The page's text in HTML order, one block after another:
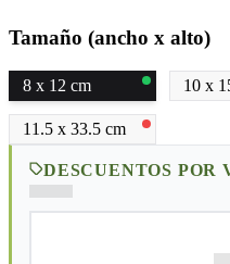
Tamaño (ancho x alto)
8 x 12 cm 10 x
11.5 x 33.5 cm
DESCUENTOS